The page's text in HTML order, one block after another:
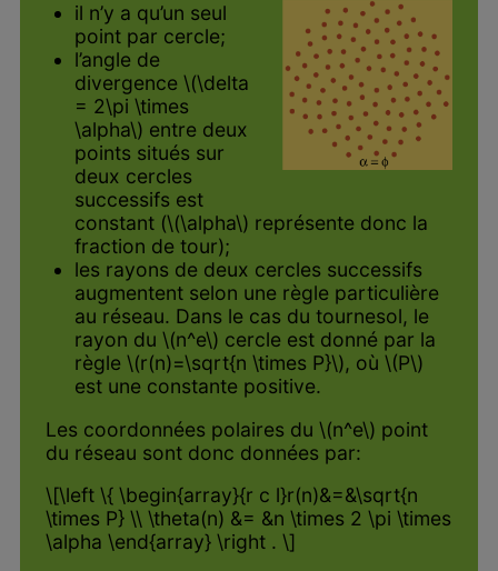
il n’y a qu’un seul
point par cercle;
l’angle de
divergence \(\delta
= 2\pi \times
\alpha\) entre deux
points situés sur
deux cercles
successifs est
constant (\(\alpha\) représente donc la
fraction de tour);
les rayons de deux cercles successifs
augmentent selon une règle particulière
au réseau. Dans le cas du tournesol, le
rayon du \(n^e\) cercle est donné par la
règle \(r(n)=\sqrt{n \times P}\), où \(P\)
est une constante positive.
Les coordonnées polaires du \(n^e\) point
du réseau sont donc données par:
\[\left \{ \begin{array}{r c l}r(n)&=&\sqrt{n
\times P} \\ \theta(n) &= &n \times 2 \pi \times
\alpha \end{array} \right . \]